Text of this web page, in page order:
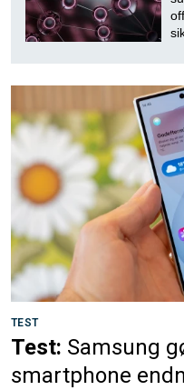
TEST
Test: Samsung
smartphone